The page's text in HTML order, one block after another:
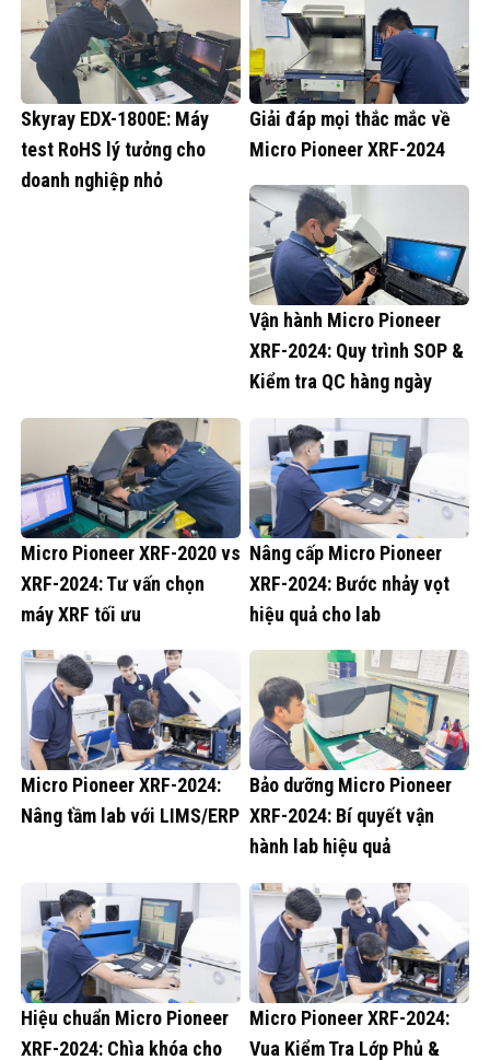
Skyray EDX-1800E: Máy
test RoHS lý tưởng cho
doanh nghiệp nhỏ
Giải đáp mọi thắc mắc về
Micro Pioneer XRF-2024
Vận hành Micro Pioneer
XRF-2024: Quy trình SOP &
Kiểm tra QC hàng ngày
Micro Pioneer XRF-2020 vs
XRF-2024: Tư vấn chọn
máy XRF tối ưu
Nâng cấp Micro Pioneer
XRF-2024: Bước nhảy vọt
hiệu quả cho lab
Micro Pioneer XRF-2024:
Nâng tầm lab với LIMS/ERP
Bảo dưỡng Micro Pioneer
XRF-2024: Bí quyết vận
hành lab hiệu quả
Hiệu chuẩn Micro Pioneer
XRF-2024: Chìa khóa cho
Micro Pioneer XRF-2024:
Vua Kiểm Tra Lớp Phủ &